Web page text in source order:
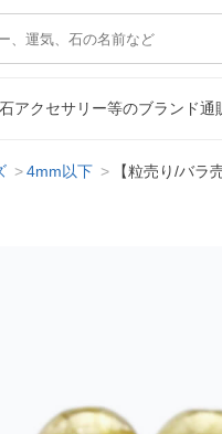
アクセサリー等のブランド通
4mm以下 【粒売り/バラ